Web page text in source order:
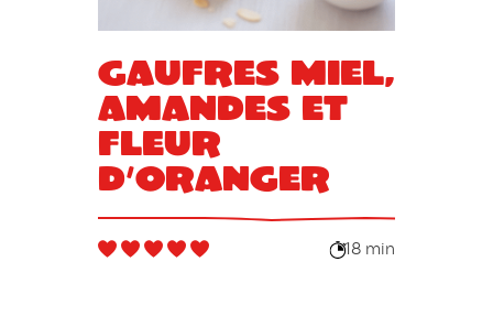
Gaufres miel,
amandes et
fleur
d’oranger
18 min